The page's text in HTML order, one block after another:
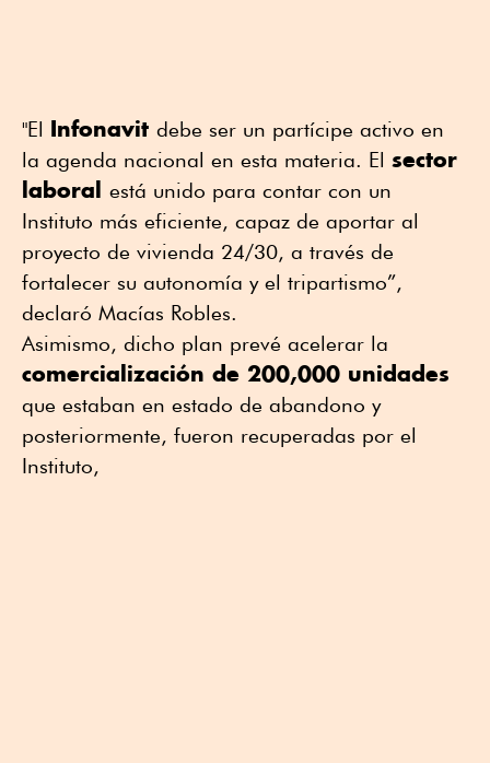
"El Infonavit debe ser un partícipe activo en
la agenda nacional en esta materia. El sector
laboral está unido para contar con un
Instituto más eficiente, capaz de aportar al
proyecto de vivienda 24/30, a través de
fortalecer su autonomía y el tripartismo”,
declaró Macías Robles.
Asimismo, dicho plan prevé acelerar la
comercialización de 200,000 unidades
que estaban en estado de abandono y
posteriormente, fueron recuperadas por el
Instituto,